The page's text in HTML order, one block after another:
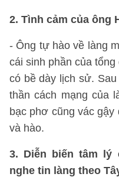
2. Tình cảm của ông
- Ông tự hào về làng
cái sinh phần của
có bề dày lịch sử.
thần cách mạng của
bạc phơ cũng vác
và hào.
3. Diễn biến tâm lý
nghe tin làng theo